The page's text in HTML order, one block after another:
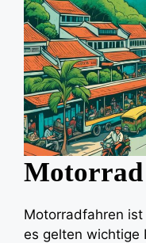
Motorrad
Motorradfahren ist
es gelten wichtige